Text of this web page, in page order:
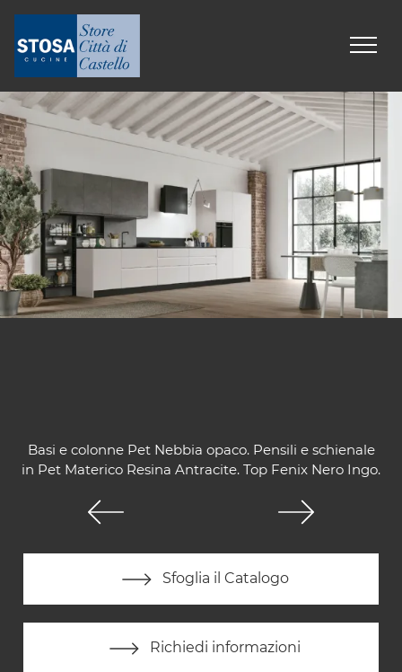
Basi e colonne Pet Nebbia opaco. Pensili e schienale
in Pet Materico Resina Antracite. Top Fenix Nero Ingo.
Sfoglia il Catalogo
Richiedi informazioni